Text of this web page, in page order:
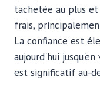
tachetée au plus
frais,
La confiance est
aujourd'hui
est significatif au-